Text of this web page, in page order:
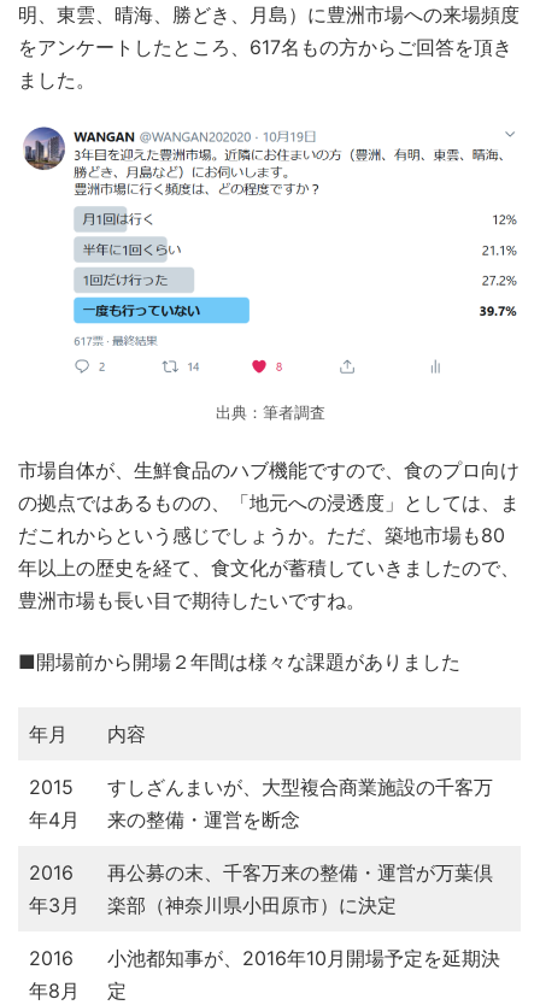
明、東雲、晴海、勝どき、月島）に豊洲市場への来場頻度
をアンケートしたところ、617名もの方からご回答を頂き
ました。
出典：筆者調査
市場自体が、生鮮食品のハブ機能ですので、食のプロ向け
の拠点ではあるものの、「地元への浸透度」としては、ま
だこれからという感じでしょうか。ただ、築地市場も80
年以上の歴史を経て、食文化が蓄積していきましたので、
豊洲市場も長い目で期待したいですね。
■開場前から開場２年間は様々な課題がありました
年月 内容
2015
年4月
すしざんまいが、大型複合商業施設の千客万
来の整備・運営を断念
2016
年3月
再公募の末、千客万来の整備・運営が万葉倶
楽部（神奈川県小田原市）に決定
2016
年8月
小池都知事が、2016年10月開場予定を延期決
定